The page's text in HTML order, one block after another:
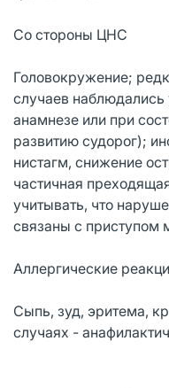
Со стороны ЦНС
Головокружение;
случаев наблюдались
анамнезе или при
развитию судорог);
нистагм, снижение
частичная
учитывать, что
связаны с приступом
Аллергические
Сыпь, зуд, эритема,
случаях -